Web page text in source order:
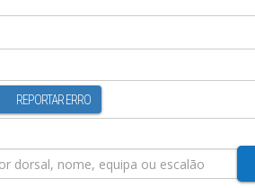
REPORTAR ERRO